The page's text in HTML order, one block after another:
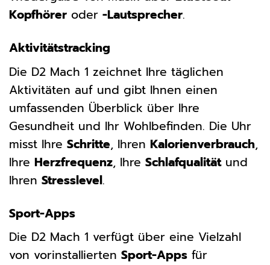
Kopfhörer oder -Lautsprecher.
Aktivitätstracking
Die D2 Mach 1 zeichnet Ihre täglichen
Aktivitäten auf und gibt Ihnen einen
umfassenden Überblick über Ihre
Gesundheit und Ihr Wohlbefinden. Die Uhr
misst Ihre Schritte, Ihren Kalorienverbrauch,
Ihre Herzfrequenz, Ihre Schlafqualitätund
Ihren Stresslevel.
Sport-Apps
Die D2 Mach 1 verfügt über eine Vielzahl
von vorinstallierten Sport-Apps für